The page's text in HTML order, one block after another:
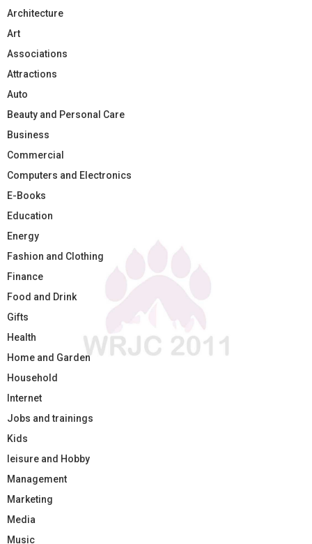
Architecture
Art
Associations
Attractions
Auto
Beauty and Personal Care
Business
Commercial
Computers and Electronics
E-Books
Education
Energy
Fashion and Clothing
Finance
Food and Drink
Gifts
Health
Home and Garden
Household
Internet
Jobs and trainings
Kids
leisure and Hobby
Management
Marketing
Media
Music